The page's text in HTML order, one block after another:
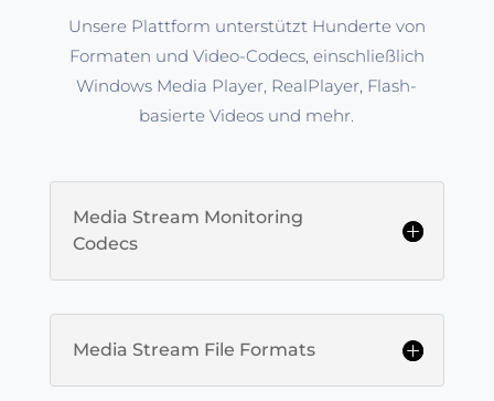
Unsere Plattform unterstützt Hunderte von
Formaten und Video-Codecs, einschließlich
Windows Media Player, RealPlayer, Flash-
basierte Videos und mehr.
Media Stream Monitoring
Codecs
Media Stream File Formats